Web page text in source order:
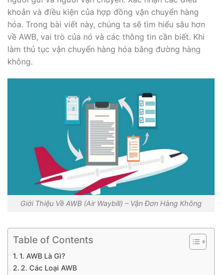
khoản và điều kiện của hợp đồng vận chuyển hàng
hóa. Trong bài viết này, chúng ta sẽ tìm hiểu sâu hơn
về AWB, vai trò của nó và các thông tin cần biết. Khi
làm thủ tục vận chuyển hàng hóa bằng đường hàng
không.
Giới Thiệu Về AWB (Air Waybill) – Vận Đơn Hàng Không
Table of Contents
1. AWB Là Gì?
2. Các Loại AWB